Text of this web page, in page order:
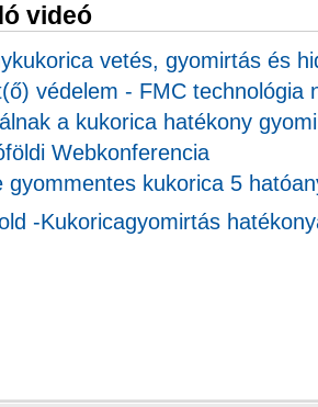
videó
vetés, gyomirtás és
védelem - FMC technológia
a kukorica hatékony
Webkonferencia
gyommentes kukorica 5
-Kukoricagyomirtás